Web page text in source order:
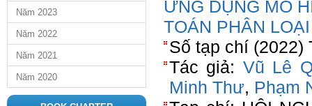
Năm 2023
Năm 2022
Năm 2021
Năm 2020
ỨNG DỤNG MÔ
TOÁN PHÂN
Số tạp chí (2022)
Tác giả: Vũ Lê
Minh Thư, Phạm